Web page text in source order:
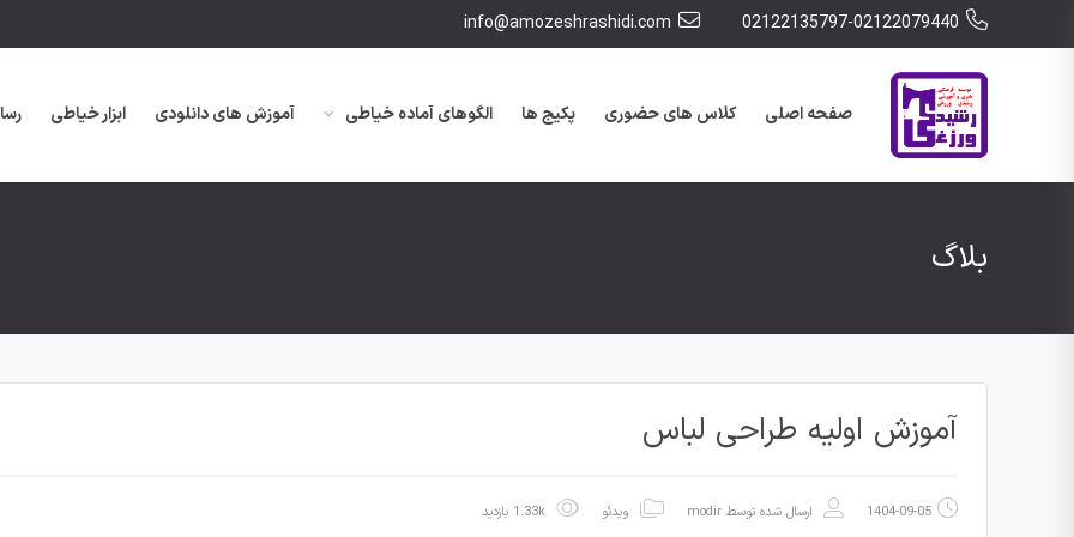
02122135797-02122079440
info@amozeshrashidi.com
صفحه اصلی کلاس های حضوری پکیج ها الگوهای آماده خیاطی آموزش های دانلودی ابزار خیاطی
بلاگ
آموزش اولیه طراحی لباس
1404-09-05 ارسال شده توسط modir ویدئو